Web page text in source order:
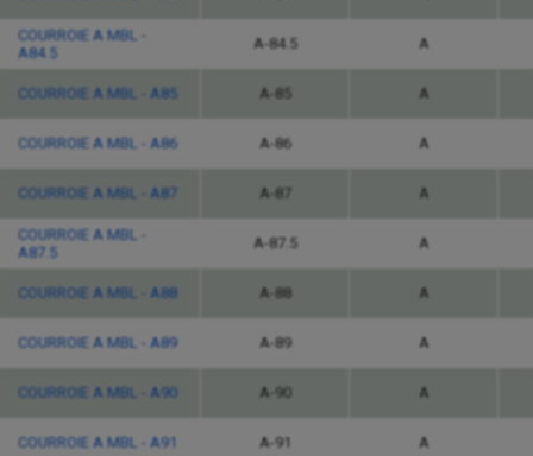
COURROIE A MBL -
A84.5
A-84.5 A
COURROIE A MBL - A85 A-85 A
COURROIE A MBL - A86 A-86 A
COURROIE A MBL - A87 A-87 A
COURROIE A MBL -
A87.5
A-87.5 A
COURROIE A MBL - A88 A-88 A
COURROIE A MBL - A89 A-89 A
COURROIE A MBL - A90 A-90 A
COURROIE A MBL - A91 A-91 A